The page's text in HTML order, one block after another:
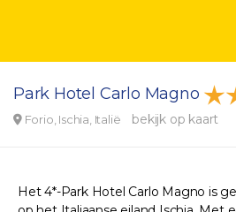
Park Hotel Carlo Magno
Forio, Ischia, Italië bekijk op kaart
Het 4*-Park Hotel Carlo Magno is